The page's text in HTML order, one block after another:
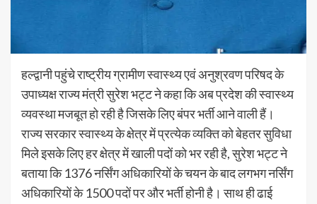
हल्द्वानी पहुंचे राष्ट्रीय ग्रामीण स्वास्थ्य एवं अनुश्रवण परिषद के
उपाध्यक्ष राज्य मंत्री सुरेश भट्ट ने कहा कि अब प्रदेश की स्वास्थ्य
व्यवस्था मजबूत हो रही है जिसके लिए बंपर भर्ती आने वाली हैं।
राज्य सरकार स्वास्थ्य के क्षेत्र में प्रत्येक व्यक्ति को बेहतर सुविधा
मिले इसके लिए हर क्षेत्र में खाली पदों को भर रही है, सुरेश भट्ट ने
बताया कि 1376 नर्सिंग अधिकारियों के चयन के बाद लगभग नर्सिंग
अधिकारियों के 1500 पदों पर और भर्ती होनी है। साथ ही ढाई